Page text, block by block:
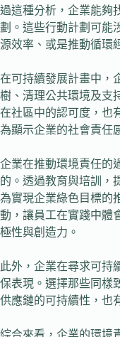
過這種分析，企業能夠
劃。這些行動計劃可能
源效率、或是推動循環
在可持續發展計畫中，
樹、清理公共環境及支
在社區中的認可度，也
為顯示企業的社會責任
企業在推動環境責任的
的。透過教育與培訓，
為實現企業綠色目標的
動，讓員工在實踐中體
極性與創造力。
此外，企業在尋求可持
保表現。選擇那些同樣
供應鏈的可持續性，也
綜合來看，企業的環境